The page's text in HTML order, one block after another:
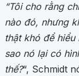
“Tôi cho rằng
nào đó, nhưng
thật khó để
sao nó lại có
thế?“, Schmidt